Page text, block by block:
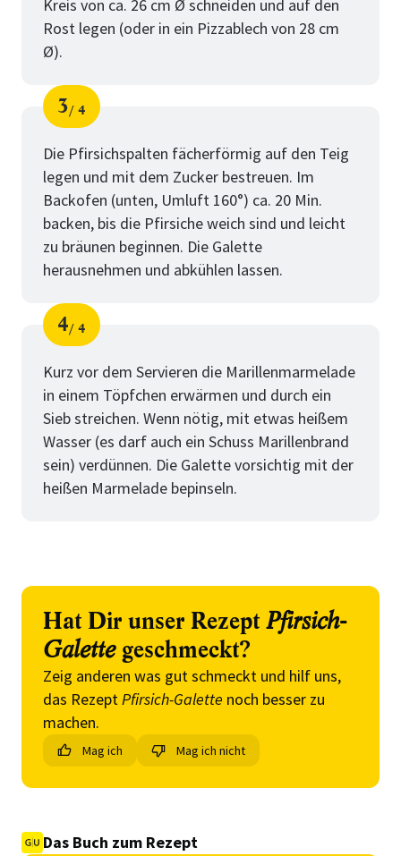
Kreis von ca. 26 cm Ø schneiden und auf den
Rost legen (oder in ein Pizzablech von 28 cm
Ø).
Schritt
3
von
4
Die Pfirsichspalten fächerförmig auf den Teig
legen und mit dem Zucker bestreuen. Im
Backofen (unten, Umluft 160°) ca. 20 Min.
backen, bis die Pfirsiche weich sind und leicht
zu bräunen beginnen. Die Galette
herausnehmen und abkühlen lassen.
Schritt
4
von
4
Kurz vor dem Servieren die Marillenmarmelade
in einem Töpfchen erwärmen und durch ein
Sieb streichen. Wenn nötig, mit etwas heißem
Wasser (es darf auch ein Schuss Marillenbrand
sein) verdünnen. Die Galette vorsichtig mit der
heißen Marmelade bepinseln.
Hat Dir unser Rezept Pfirsich-
Galettegeschmeckt?
Zeig anderen was gut schmeckt und hilf uns,
das RezeptPfirsich-Galette noch besser zu
machen.
Mag ich Mag ich nicht
Das Buch zum Rezept